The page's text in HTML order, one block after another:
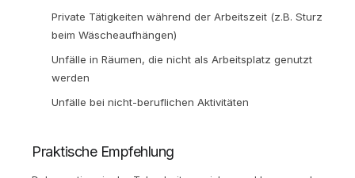
Private Tätigkeiten während der Arbeitszeit (z.B. Sturz
beim Wäscheaufhängen)
Unfälle in Räumen, die nicht als Arbeitsplatz genutzt
werden
Unfälle bei nicht-beruflichen Aktivitäten
Praktische Empfehlung